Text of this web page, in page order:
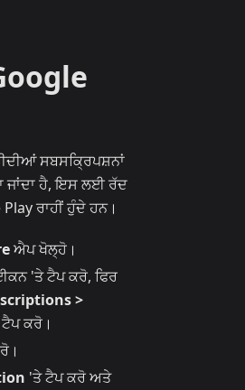
ਸਬਸਕ੍ਰਿਪਸ਼ਨਾਂ
ਜਾਂਦਾ ਹੈ, ਇਸ ਲਈ ਰੱਦ
ਰਾਹੀਂ ਹੁੰਦੇ ਹਨ।
ਐਪ ਖੋਲ੍ਹੋ।
'ਤੇ ਟੈਪ ਕਰੋ, ਫਿਰ
>
ਕਰੋ।
'ਤੇ ਟੈਪ ਕਰੋ ਅਤੇ